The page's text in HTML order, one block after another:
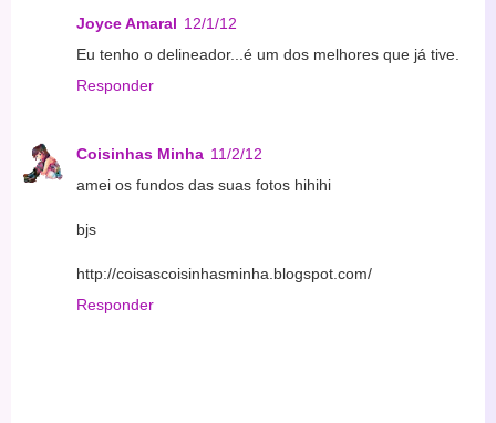
Joyce Amaral 12/1/12
Eu tenho o delineador...é um dos melhores que já tive.
Responder
Coisinhas Minha 11/2/12
amei os fundos das suas fotos hihihi
bjs
http://coisascoisinhasminha.blogspot.com/
Responder